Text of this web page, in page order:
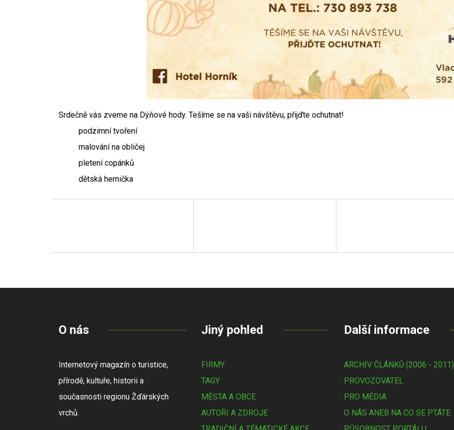
Srdečně vás zveme na Dýňové hody. Tešíme se na vaši návštěvu, přijďte ochutnat!
podzimní tvoření
malování na obličej
pletení copánků
dětská hernička
O nás
Internetový magazín o turistice,
přírodě, kultuře, historii a
současnosti regionu Žďárských
vrchů.
Jiný pohled
FIRMY
TAGY
MĚSTA A OBCE
AUTOŘI A ZDROJE
Další informace
ARCHIV ČLÁNKŮ (2006 - 2011)
PROVOZOVATEL
PRO MÉDIA
O NÁS ANEB NA CO SE PTÁTE